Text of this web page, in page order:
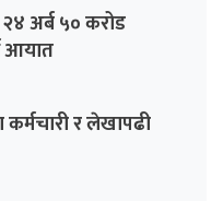
२४ अर्ब ५० करोड
आयात
र लेखापढी